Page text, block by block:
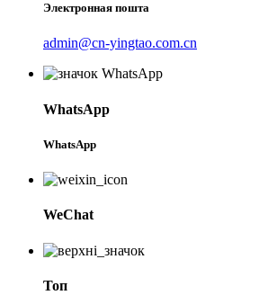
Электронная пошта
admin@cn-yingtao.com.cn
WhatsApp
WhatsApp
WeChat
Топ